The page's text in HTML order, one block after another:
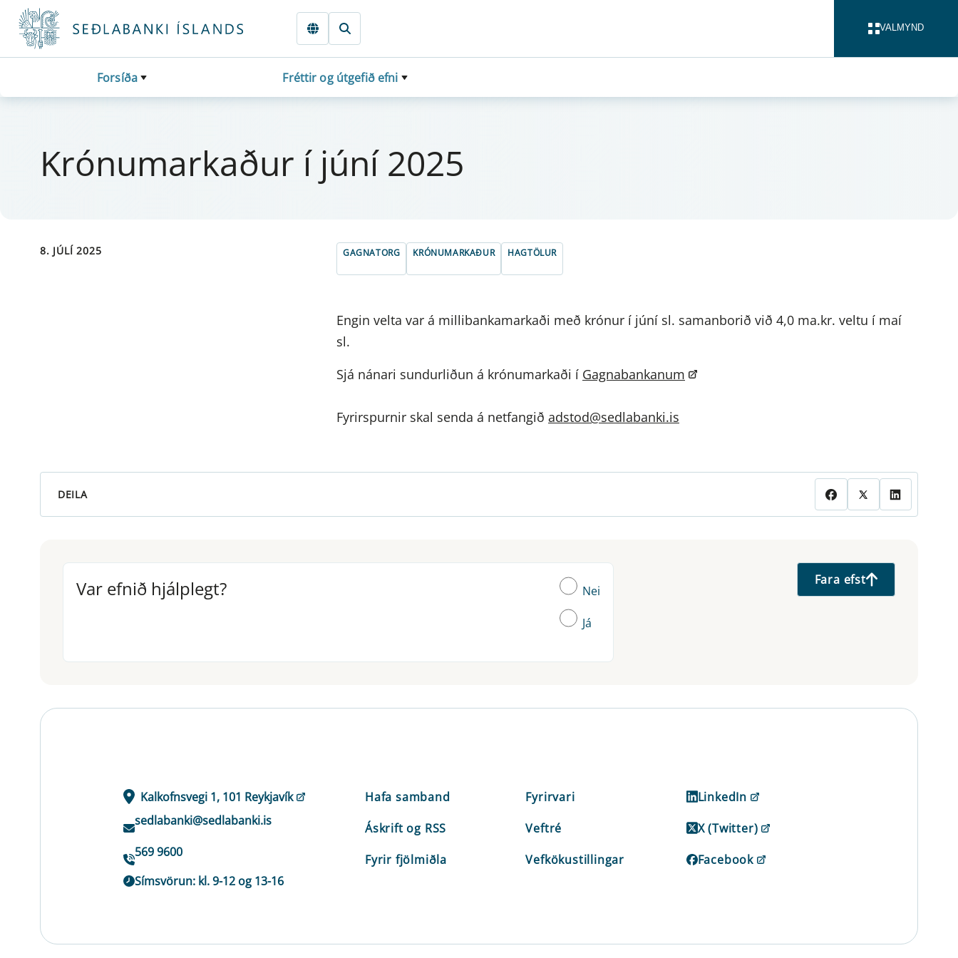
Fara beint í Meginmál
VALMYND
Forsíða Fréttir og útgefið efni
Krónu­markaður í júní 2025
8. JÚLÍ 2025 GAGNATORG KRÓNUMARKAÐUR HAGTÖLUR
Engin velta var á millibankamarkaði með krónur í júní sl. samanborið við 4,0 ma.kr. veltu í maí
sl.
Sjá nánari sundurliðun á krónumarkaði í Gagnabankanum
Fyrirspurnir skal senda á netfangið adstod@sedlabanki.is
DEILA
Var efnið hjálplegt?
Var efnið hjálplegt? Nei
Já
Fara efst
Kalkofnsvegi 1, 101 Reykjavík
sedlabanki@sedlabanki.is
569 9600
Símsvörun: kl. 9-12 og 13-16
Hafa samband
Áskrift og RSS
Fyrir fjölmiðla
Fyrirvari
Veftré
Vefkökustillingar
LinkedIn
X (Twitter)
Facebook